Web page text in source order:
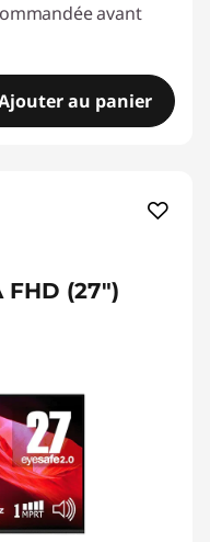
avant
au panier
FHD (27")